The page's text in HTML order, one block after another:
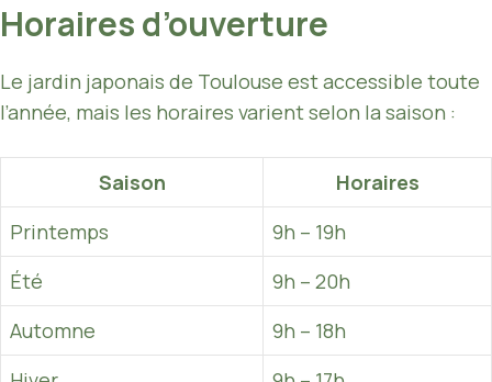
Horaires d’ouverture
Le jardin japonais de Toulouse est accessible toute
l’année, mais les horaires varient selon la saison :
Saison
Horaires
Printemps
9h – 19h
Été
9h – 20h
Automne
9h – 18h